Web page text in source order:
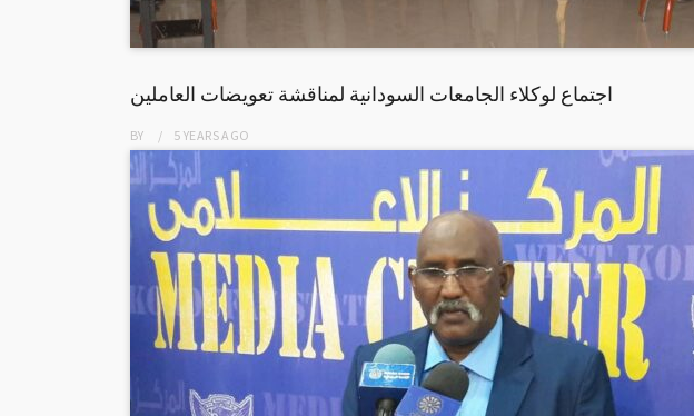
اجتماع لوكلاء الجامعات السودانية لمناقشة تعويضات العاملين
BY 5 YEARSAGO